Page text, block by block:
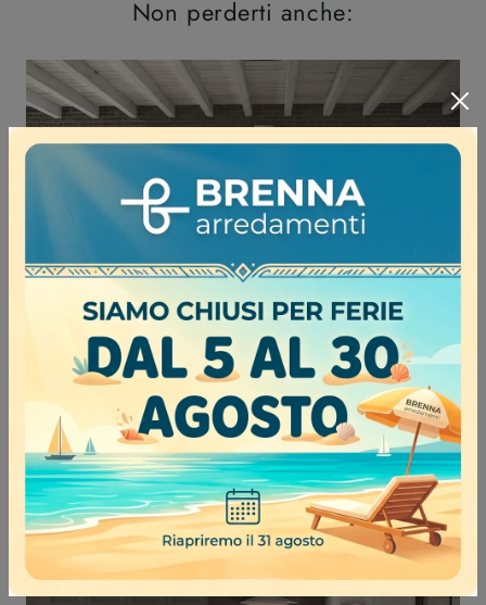
Non perderti anche:
Alba 06